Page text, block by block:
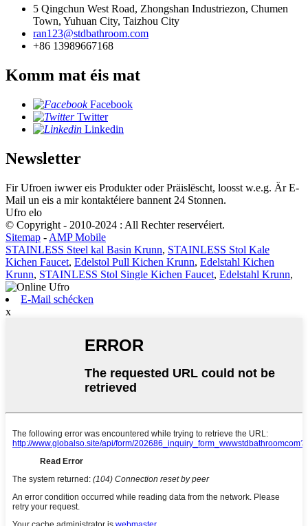
5 Qingchun West Road, Zhongshan Industriezon, Chumen
Town, Yuhuan City, Taizhou City
ran123@stdbathroom.com
+86 13989667168
Komm mat éis mat
Facebook
Twitter
Linkedin
Newsletter
Fir Ufroen iwwer eis Produkter oder Präislëscht, loosst w.e.g. Är E-
Mail un eis a mir kontaktéiere bannent 24 Stonnen.
Ufro elo
© Copyright - 2010-2024 : All Rechter reservéiert.
Sitemap - AMP Mobile
STAINLESS Steel kal Basin Krunn, STAINLESS Stol Kale
Kichen Faucet, Edelstol Pull Kichen Krunn, Edelstahl Kichen
Krunn, STAINLESS Stol Single Kichen Faucet, Edelstahl Krunn,
E-Mail schécken
x